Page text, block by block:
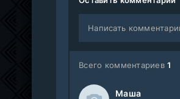
Написать
Всего комментариев1
Маша